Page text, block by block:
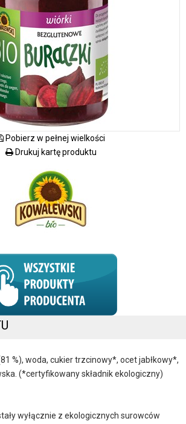
Pobierz w pełnej wielkości
Drukuj kartę produktu
%), woda, cukier trzcinowy*, ocet jabłkowy*,
(*certyfikowany składnik ekologiczny)
wyłącznie z ekologicznych surowców